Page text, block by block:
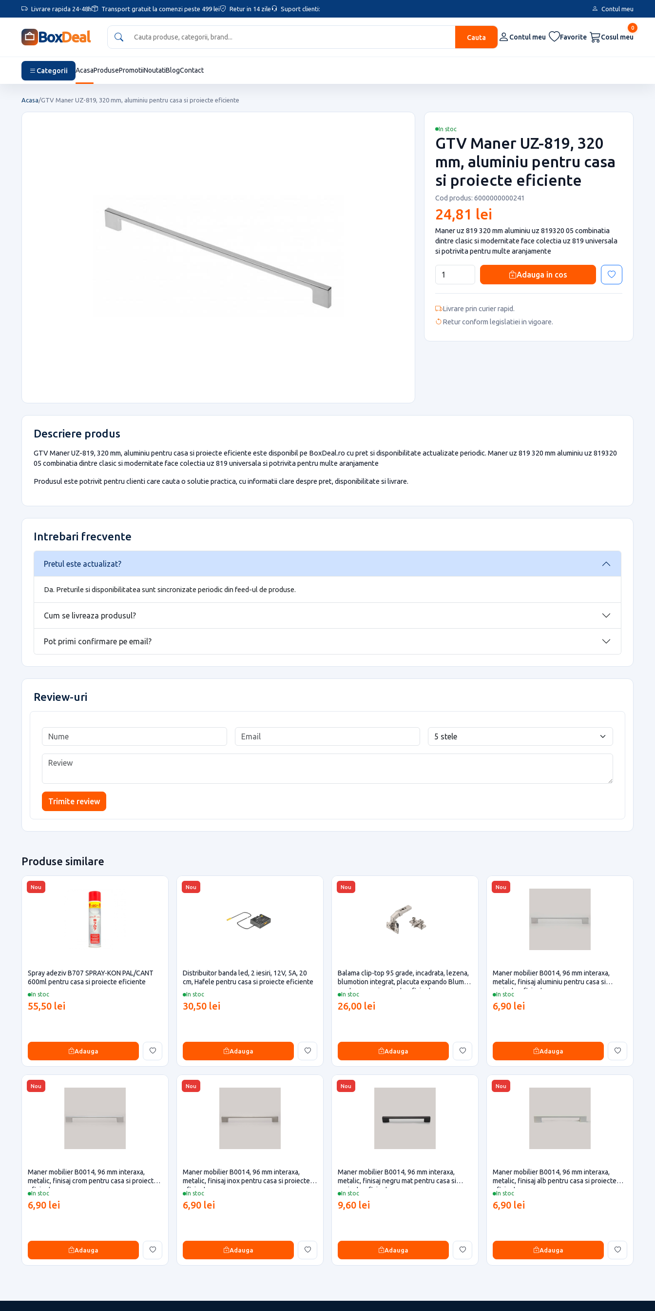
Livrare rapida 24-48h Transport gratuit la comenzi peste 499 lei Retur in 14 zile Suport clienti: Contul meu
BoxDeal Cauta Contul meu Favorite
0
Cosul meu
Categorii AcasaProdusePromotiiNoutatiBlogContact
Acasa/GTV Maner UZ-819, 320 mm, aluminiu pentru casa si proiecte eficiente
In stoc
GTV Maner UZ-819, 320
mm, aluminiu pentru casa
si proiecte eficiente
Cod produs: 6000000000241
24,81 lei
Maner uz 819 320 mm aluminiu uz 819320 05 combinatia
dintre clasic si modernitate face colectia uz 819 universala
si potrivita pentru multe aranjamente
Adauga in cos
Livrare prin curier rapid.
Retur conform legislatiei in vigoare.
Descriere produs
GTV Maner UZ-819, 320 mm, aluminiu pentru casa si proiecte eficiente este disponibil pe BoxDeal.ro cu pret si disponibilitate actualizate periodic. Maner uz 819 320 mm aluminiu uz 819320
05 combinatia dintre clasic si modernitate face colectia uz 819 universala si potrivita pentru multe aranjamente
Produsul este potrivit pentru clienti care cauta o solutie practica, cu informatii clare despre pret, disponibilitate si livrare.
Intrebari frecvente
Pretul este actualizat?
Da. Preturile si disponibilitatea sunt sincronizate periodic din feed-ul de produse.
Cum se livreaza produsul?
Pot primi confirmare pe email?
Review-uri
Trimite review
Produse similare
Nou
In stoc
Spray adeziv B707 SPRAY-KON PAL/CANT
600ml pentru casa si proiecte eficiente
55,50 lei
Adauga
Nou
In stoc
Distribuitor banda led, 2 iesiri, 12V, 5A, 20
cm, Hafele pentru casa si proiecte eficiente
30,50 lei
Adauga
Nou
In stoc
Balama clip-top 95 grade, incadrata, lezena,
blumotion integrat, placuta expando Blum
pentru casa si proiecte eficiente
26,00 lei
Adauga
Nou
In stoc
Maner mobilier B0014, 96 mm interaxa,
metalic, finisaj aluminiu pentru casa si
proiecte eficiente
6,90 lei
Adauga
Nou
In stoc
Maner mobilier B0014, 96 mm interaxa,
metalic, finisaj crom pentru casa si proiecte
eficiente
6,90 lei
Adauga
Nou
In stoc
Maner mobilier B0014, 96 mm interaxa,
metalic, finisaj inox pentru casa si proiecte
eficiente
6,90 lei
Adauga
Nou
In stoc
Maner mobilier B0014, 96 mm interaxa,
metalic, finisaj negru mat pentru casa si
proiecte eficiente
9,60 lei
Adauga
Nou
In stoc
Maner mobilier B0014, 96 mm interaxa,
metalic, finisaj alb pentru casa si proiecte
eficiente
6,90 lei
Adauga